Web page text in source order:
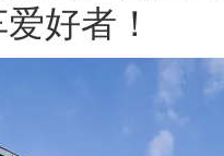
好者！